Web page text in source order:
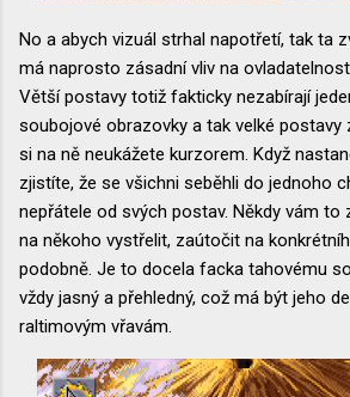
No a abych vizuál strhal napotřetí, tak ta
má naprosto zásadní vliv na
Větší postavy totiž fakticky nezabírají
soubojové obrazovky a tak velké postavy
si na ně neukážete kurzorem. Když
zjistíte, že se všichni seběhli do jednoho
nepřátele od svých postav. Někdy vám to
na někoho vystřelit, zaútočit na
podobně. Je to docela facka tahovému
vždy jasný a přehledný, což má být jeho
raltimovým vřavám.